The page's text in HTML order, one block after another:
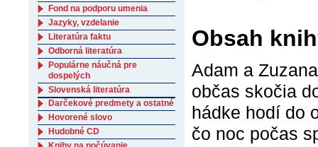
Obsah
Adam a
občas skočia
hádke hodí do
čo noc počas
Fond na podporu umenia
Jazyky, vzdelanie
Literatúra faktu
Odborná literatúra
Populárne náučná pre
dospelých
Slovenská literatúra
Darčekové predmety a ostatné
Hovorené slovo
Hudobné CD